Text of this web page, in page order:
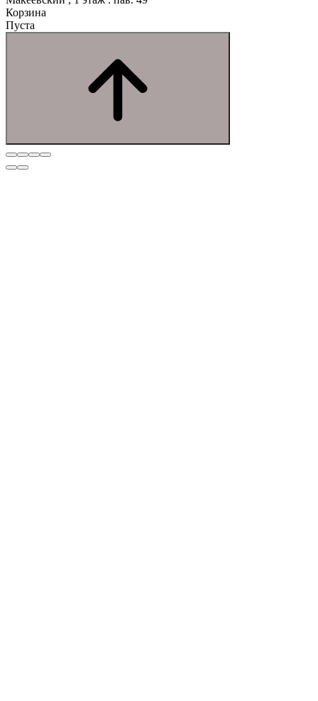
Корзина
Пуста